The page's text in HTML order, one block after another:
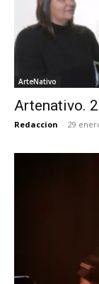
ArteNativo
Artenativo.
Redaccion - 29